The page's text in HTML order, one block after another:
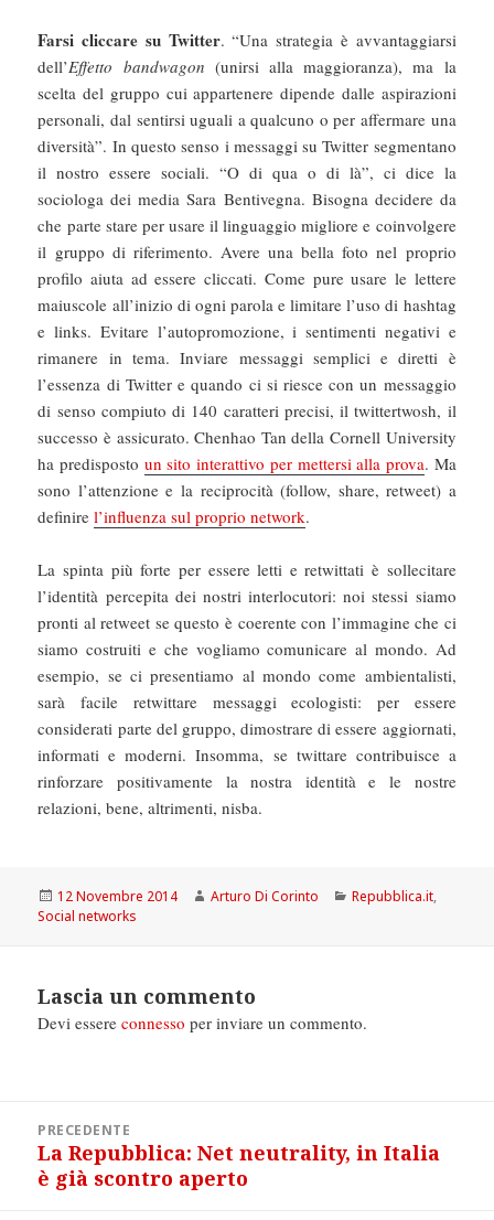
Farsi cliccare su Twitter. “Una strategia è avvantaggiarsi
dell’Effetto bandwagon (unirsi alla maggioranza), ma la
scelta del gruppo cui appartenere dipende dalle aspirazioni
personali, dal sentirsi uguali a qualcuno o per affermare una
diversità”. In questo senso i messaggi su Twitter segmentano
il nostro essere sociali. “O di qua o di là”, ci dice la
sociologa dei media Sara Bentivegna. Bisogna decidere da
che parte stare per usare il linguaggio migliore e coinvolgere
il gruppo di riferimento. Avere una bella foto nel proprio
profilo aiuta ad essere cliccati. Come pure usare le lettere
maiuscole all’inizio di ogni parola e limitare l’uso di hashtag
e links. Evitare l’autopromozione, i sentimenti negativi e
rimanere in tema. Inviare messaggi semplici e diretti è
l’essenza di Twitter e quando ci si riesce con un messaggio
di senso compiuto di 140 caratteri precisi, il twittertwosh, il
successo è assicurato. Chenhao Tan della Cornell University
ha predisposto un sito interattivo per mettersi alla prova. Ma
sono l’attenzione e la reciprocità (follow, share, retweet) a
definirel’influenza sul proprio network.
La spinta più forte per essere letti e retwittati è sollecitare
l’identità percepita dei nostri interlocutori: noi stessi siamo
pronti al retweet se questo è coerente con l’immagine che ci
siamo costruiti e che vogliamo comunicare al mondo. Ad
esempio, se ci presentiamo al mondo come ambientalisti,
sarà facile retwittare messaggi ecologisti: per essere
considerati parte del gruppo, dimostrare di essere aggiornati,
informati e moderni. Insomma, se twittare contribuisce a
rinforzare positivamente la nostra identità e le nostre
relazioni, bene, altrimenti, nisba.
Scritto
il
12 Novembre 2014 Autore
Arturo Di Corinto Categorie
Repubblica.it,
Social networks
Lascia un commento
Devi essereconnesso per inviare un commento.
articoliPRECEDENTE
Articolo
precedente:
La Repubblica: Net neutrality, in Italia
è già scontro aperto